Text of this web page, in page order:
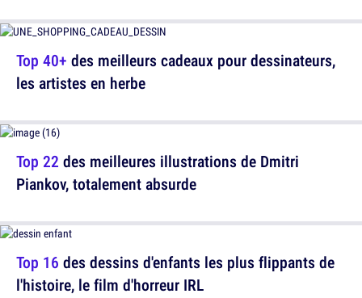
Top 22 des meilleures illustrations de Dmitri
Piankov, totalement absurde
Top 40+ des meilleurs cadeaux pour dessinateurs,
les artistes en herbe
Top 16 des dessins d'enfants les plus flippants de
l'histoire, le film d'horreur IRL